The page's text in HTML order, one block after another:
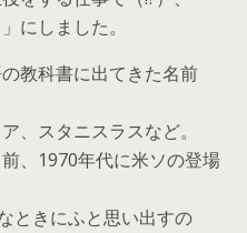
にしました。
教科書に出てきた名前
、スタニスラスなど。
、1970年代に米ソの登場
ときにふと思い出すの